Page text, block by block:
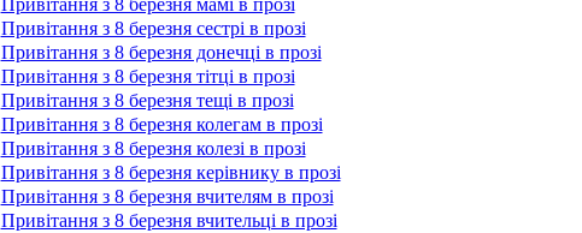
Привітання з 8 березня мамі в прозі
Привітання з 8 березня сестрі в прозі
Привітання з 8 березня донечці в прозі
Привітання з 8 березня тітці в прозі
Привітання з 8 березня тещі в прозі
Привітання з 8 березня колегам в прозі
Привітання з 8 березня колезі в прозі
Привітання з 8 березня керівнику в прозі
Привітання з 8 березня вчителям в прозі
Привітання з 8 березня вчительці в прозі